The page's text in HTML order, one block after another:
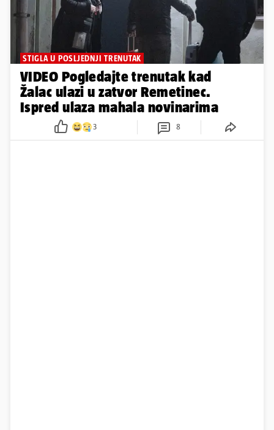
STIGLA U POSLJEDNJI TRENUTAK
VIDEO Pogledajte trenutak kad
Žalac ulazi u zatvor Remetinec.
Ispred ulaza mahala novinarima
3 8